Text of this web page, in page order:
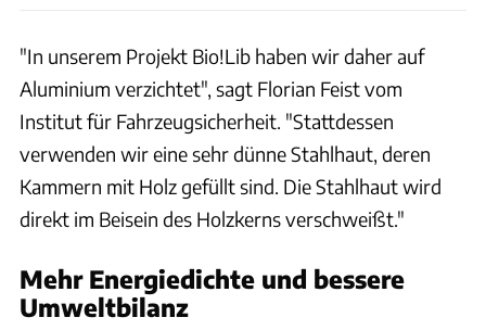
"In unserem Projekt Bio!Lib haben wir daher auf
Aluminium verzichtet", sagt Florian Feist vom
Institut für Fahrzeugsicherheit. "Stattdessen
verwenden wir eine sehr dünne Stahlhaut, deren
Kammern mit Holz gefüllt sind. Die Stahlhaut wird
direkt im Beisein des Holzkerns verschweißt."
Mehr Energiedichte und bessere
Umweltbilanz